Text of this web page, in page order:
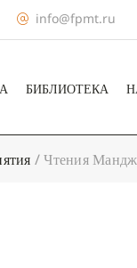
info@fpmt.ru
БИБЛИОТЕКА
/Чтения